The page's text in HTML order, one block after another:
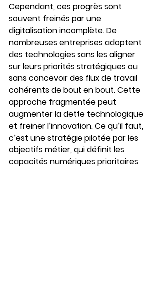
Cependant, ces progrès sont
souvent freinés par une
digitalisation incomplète. De
nombreuses entreprises adoptent
des technologies sans les aligner
sur leurs priorités stratégiques ou
sans concevoir des flux de travail
cohérents de bout en bout. Cette
approche fragmentée peut
augmenter la dette technologique
et freiner l’innovation. Ce qu’il faut,
c’est une stratégie pilotée par les
objectifs métier, qui définit les
capacités numériques prioritaires